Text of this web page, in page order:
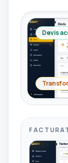
Devis